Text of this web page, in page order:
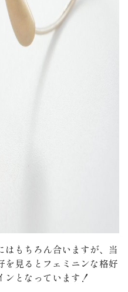
もちろん合いますが、当
を見るとフェミニンな格好
ンとなっています！